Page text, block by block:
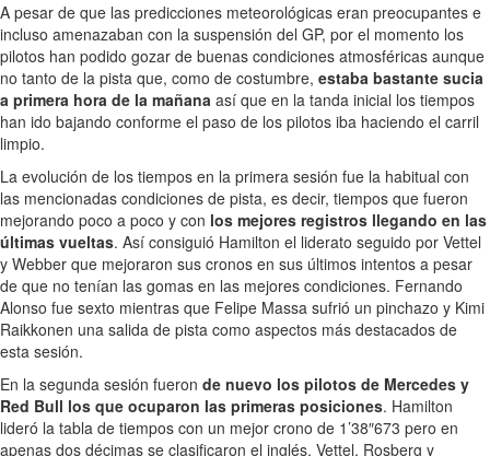
A pesar de que las predicciones meteorológicas eran preocupantes e
incluso amenazaban con la suspensión del GP, por el momento los
pilotos han podido gozar de buenas condiciones atmosféricas aunque
no tanto de la pista que, como de costumbre, estaba bastante sucia
a primera hora de la mañana así que en la tanda inicial los tiempos
han ido bajando conforme el paso de los pilotos iba haciendo el carril
limpio.
La evolución de los tiempos en la primera sesión fue la habitual con
las mencionadas condiciones de pista, es decir, tiempos que fueron
mejorando poco a poco y con los mejores registros llegando en las
últimas vueltas. Así consiguió Hamilton el liderato seguido por Vettel
y Webber que mejoraron sus cronos en sus últimos intentos a pesar
de que no tenían las gomas en las mejores condiciones. Fernando
Alonso fue sexto mientras que Felipe Massa sufrió un pinchazo y Kimi
Raikkonen una salida de pista como aspectos más destacados de
esta sesión.
En la segunda sesión fueron de nuevo los pilotos de Mercedes y
Red Bull los que ocuparon las primeras posiciones. Hamilton
lideró la tabla de tiempos con un mejor crono de 1’38″673 pero en
apenas dos décimas se clasificaron el inglés, Vettel, Rosberg y